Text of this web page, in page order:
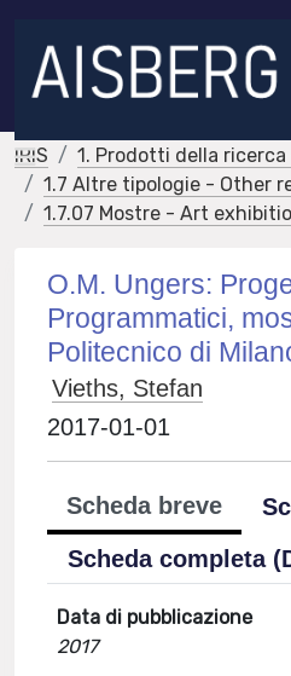
IRIS
1. Prodotti della
1.7 Altre tipologie - Other
1.7.07 Mostre - Art
O.M. Ungers:
Programmatici,
Politecnico di
Vieths, Stefan
2017-01-01
Scheda breve
Scheda completa
Data di pubblicazione
2017